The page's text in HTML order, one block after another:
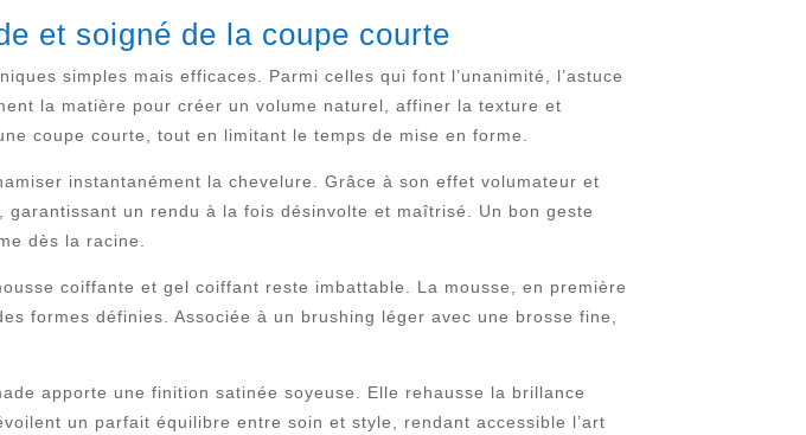
et soigné de la coupe courte
simples mais efficaces. Parmi celles qui font l’unanimité, l’astuce
la matière pour créer un volume naturel, affiner la texture et
coupe courte, tout en limitant le temps de mise en forme.
instantanément la chevelure. Grâce à son effet volumateur et
un rendu à la fois désinvolte et maîtrisé. Un bon geste
dès la racine.
coiffante et gel coiffant reste imbattable. La mousse, en première
formes définies. Associée à un brushing léger avec une brosse fine,
apporte une finition satinée soyeuse. Elle rehausse la brillance
un parfait équilibre entre soin et style, rendant accessible l’art